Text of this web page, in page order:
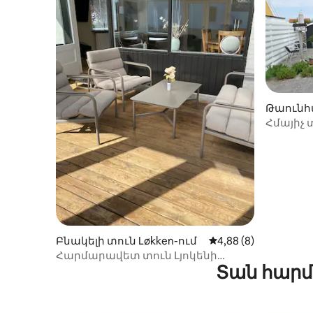
Բնակելի տուն Løkken-ում Միջին
4,88 (8)
Հարմարավետ տուն Լյոկենի
Տան